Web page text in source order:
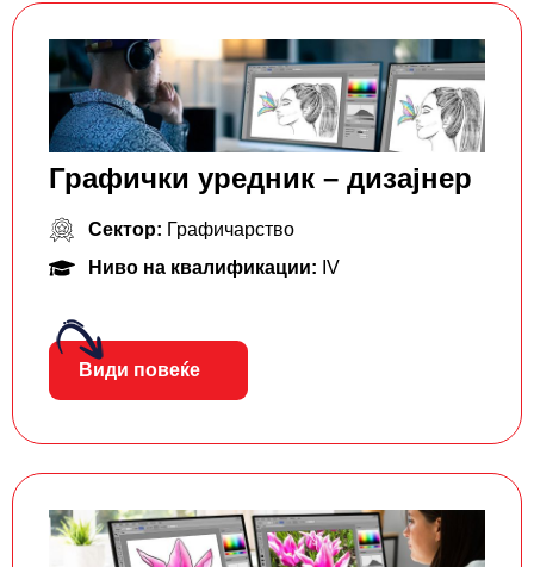
Графички уредник – дизајнер
Сектор: Графичарство
Ниво на квалификации: IV
Види повеќе